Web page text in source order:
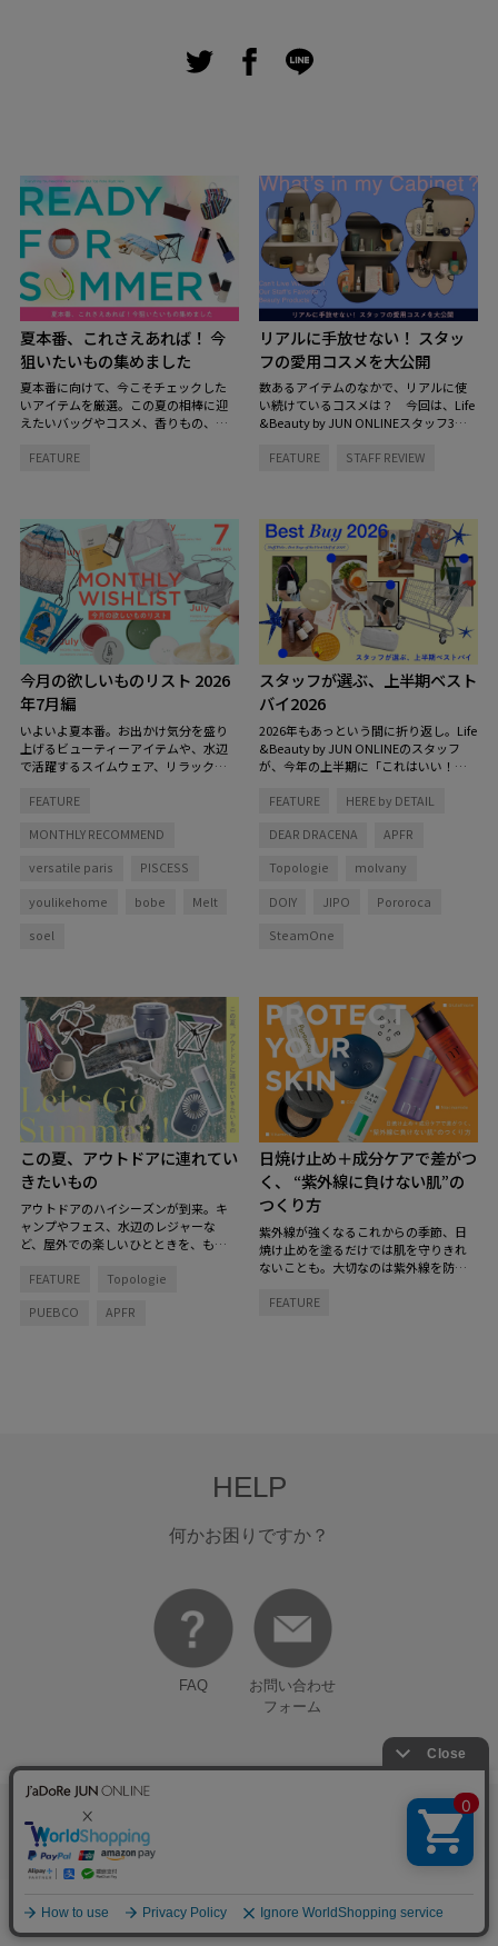
お気に入り
0
カート
夏本番、これさえあれば！ 今
狙いたいもの集めました
夏本番に向けて、今こそチェックした
いアイテムを厳選。この夏の相棒に迎
えたいバッグやコスメ、香りもの、イ
プをご紹介します。
FEATURE
リアルに手放せない！ スタッ
フの愛用コスメを大公開
数あるアイテムのなかで、リアルに使
い続けているコスメは？ 今回は、Life
&Beauty by JUN ONLINEスタッフ3名
キンケアからヘアケアまで、毎日の定
FEATURE STAFF REVIEW
今月の欲しいものリスト 2026
年7月編
いよいよ夏本番。お出かけ気分を盛り
上げるビューティーアイテムや、水辺
で活躍するスイムウェア、リラックス
と心地よく、自分らしく過ごすための
FEATURE
MONTHLY RECOMMEND
versatile paris PISCESS
youlikehome bobe Melt
soel
スタッフが選ぶ、上半期ベスト
バイ2026
2026年もあっという間に折り返し。Life
&Beauty by JUN ONLINEのスタッフ
が、今年の上半期に「これはいい！」
しました。
FEATURE HERE by DETAIL
DEAR DRACENA APFR
Topologie molvany
DOIY JIPO Pororoca
SteamOne
この夏、アウトドアに連れてい
きたいもの
アウトドアのハイシーズンが到来。キ
ャンプやフェス、水辺のレジャーな
ど、屋外での楽しいひとときを、もっ
えました。 とっておきのアイテムを持
を！
FEATURE Topologie
PUEBCO APFR
日焼け止め＋成分ケアで差がつ
く、 “紫外線に負けない肌”の
つくり方
紫外線が強くなるこれからの季節、日
焼け止めを塗るだけでは肌を守りきれ
ないことも。大切なのは紫外線を防ぐ
ョンを整えること。
FEATURE
HELP
何かお困りですか？
FAQ
お問い合わせ
フォーム